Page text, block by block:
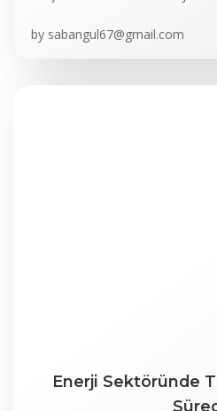
by sabangul67@gmail.com
Enerji Sektöründe